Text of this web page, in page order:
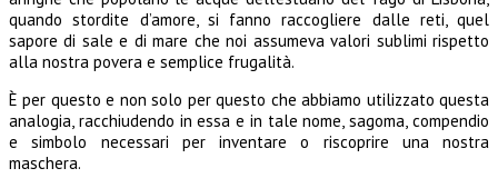
quando stordite d’amore, si fanno raccogliere dalle reti, quel
sapore di sale e di mare che noi assumeva valori sublimi rispetto
alla nostra povera e semplice frugalità.
È per questo e non solo per questo che abbiamo utilizzato questa
analogia, racchiudendo in essa e in tale nome, sagoma, compendio
e simbolo necessari per inventare o riscoprire una nostra
maschera.